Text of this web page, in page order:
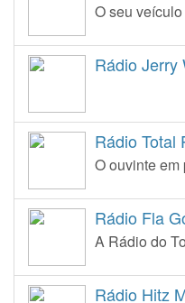
O seu
Rádio Jerry
Rádio Total
O ouvinte
Rádio Fla
A Rádio do
Rádio Hitz